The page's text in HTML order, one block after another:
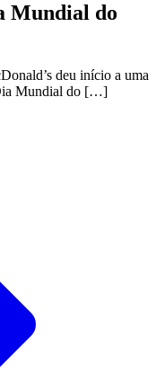
Mundial do
deu início a uma
Mundial do […]